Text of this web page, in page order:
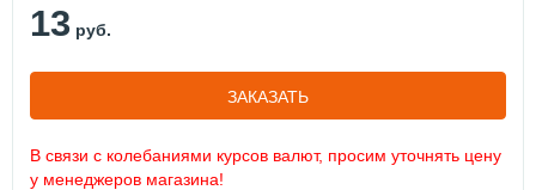
13 руб.
ЗАКАЗАТЬ
В связи с колебаниями курсов валют, просим уточнять цену
у менеджеров магазина!